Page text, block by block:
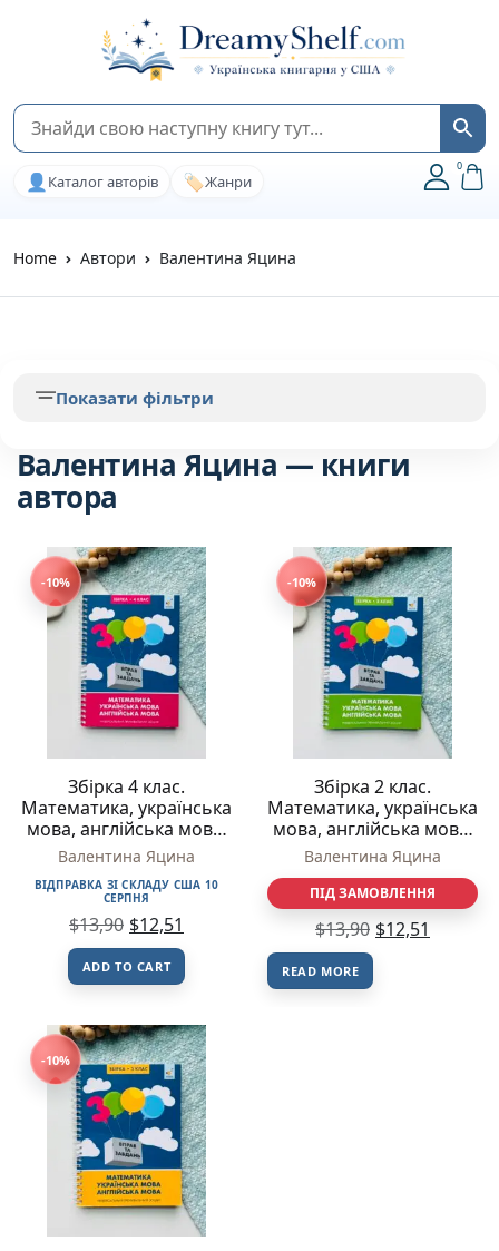
👤 Каталог авторів 🏷️Жанри
0
Home Автори Валентина Яцина
Валентина Яцина — книги
автора
-10%
Збірка 4 клас.
Математика, українська
мова, англійська мова.
Універсальний
тренувальний зошит –
Валентина Яцина – Час
Майстрів
Валентина Яцина
ВІДПРАВКА ЗІ СКЛАДУ США 10
СЕРПНЯ
$13,90 $12,51
ADD TO CART
-10%
Збірка 2 клас.
Математика, українська
мова, англійська мова.
Універсальний
тренувальний зошит –
Валентина Яцина – Час
Майстрів
Валентина Яцина
ПІД ЗАМОВЛЕННЯ
$13,90 $12,51
READ MORE
-10%
Показати фільтри